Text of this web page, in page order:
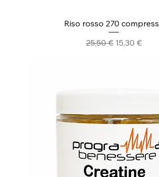
Riso rosso 270
Prezzo regolare
25,50 € Prezzo
15,30 €